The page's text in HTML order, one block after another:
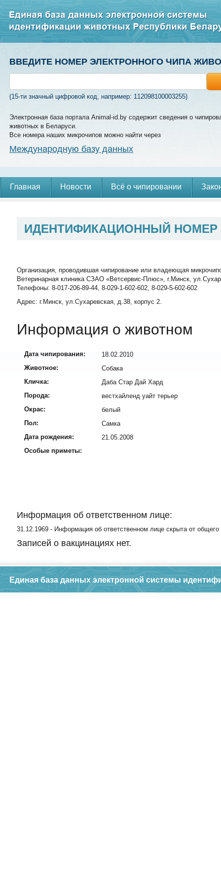
ВВЕДИТЕ НОМЕР ЭЛЕКТРОННОГО ЧИПА
(15-ти значный цифровой код, например: 112098100003255)
Электронная база портала Animal-id.by содержит сведения о
животных в Беларуси.
Все номера наших микрочипов можно найти через
Международную базу данных
Главная Новости Всё о чипировании
ИДЕНТИФИКАЦИОННЫЙ
Организация, проводившая чипирование или владеющая
Ветеринарная клиника СЗАО «Ветсервис-Плюс», г.Минск,
Телефоны: 8-017-206-89-44, 8-029-1-602-602, 8-029-5-602-602
Адрес: г.Минск, ул.Сухаревская, д.38, корпус 2.
Информация о животном
Дата чипирования:
18.02.2010
Животное:
Собака
Кличка:
Даба Стар Дай Хард
Порода:
вестхайленд уайт терьер
Окрас:
белый
Пол:
Самка
Дата рождения:
21.05.2008
Особые приметы:
Информация об ответственном лице:
31.12.1969 - Информация об ответственном лице скрыта от общего
Записей о вакцинациях нет.
Единая база данных электронной системы